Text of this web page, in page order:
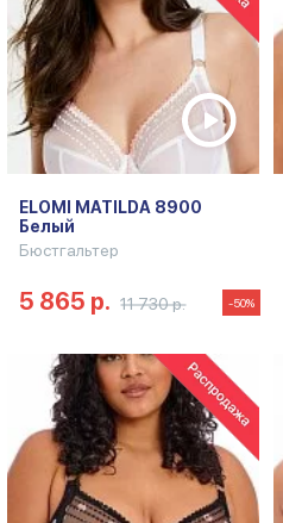
ELOMI MATILDA 8900
Белый
Бюстгальтер
5 865 р. 11 730 р. -50%